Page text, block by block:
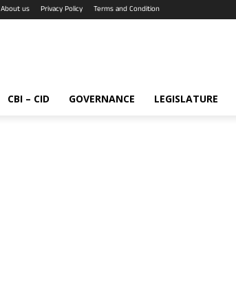
About us Privacy Policy Terms and Condition
CBI – CID GOVERNANCE LEGISLATURE